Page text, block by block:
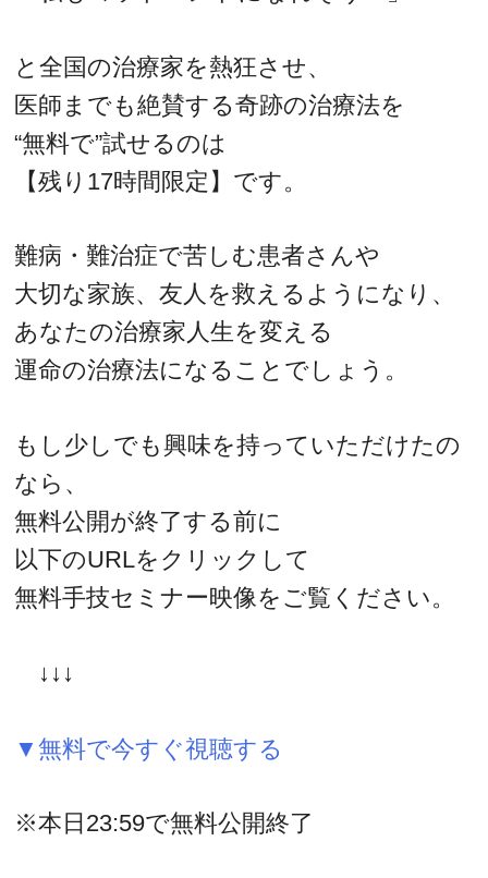
と全国の治療家を熱狂させ、
医師までも絶賛する奇跡の治療法を
“無料で”試せるのは
【残り17時間限定】です。
難病・難治症で苦しむ患者さんや
大切な家族、友人を救えるようになり、
あなたの治療家人生を変える
運命の治療法になることでしょう。
もし少しでも興味を持っていただけたの
なら、
無料公開が終了する前に
以下のURLをクリックして
無料手技セミナー映像をご覧ください。
↓↓↓
▼無料で今すぐ視聴する
※本日23:59で無料公開終了